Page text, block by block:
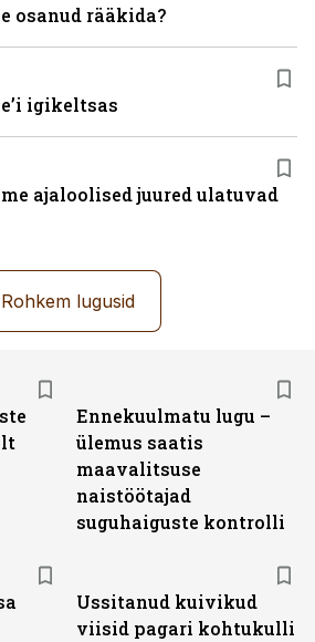
osanud rääkida?
igikeltsas
ajaloolised juured ulatuvad
Rohkem lugusid
Ennekuulmatu lugu –
ülemus saatis
maavalitsuse
naistöötajad
suguhaiguste kontrolli
Ussitanud kuivikud
viisid pagari kohtukulli